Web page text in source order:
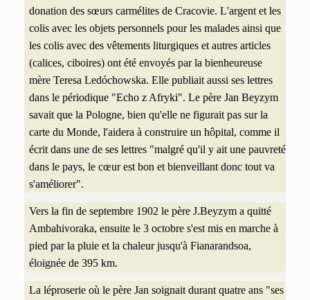
donation des sœurs carmélites de Cracovie. L'argent et les
colis avec les objets personnels pour les malades ainsi que
les colis avec des vêtements liturgiques et autres articles
(calices, ciboires) ont été envoyés par la bienheureuse
mère Teresa Ledóchowska. Elle publiait aussi ses lettres
dans le périodique "Echo z Afryki". Le père Jan Beyzym
savait que la Pologne, bien qu'elle ne figurait pas sur la
carte du Monde, l'aidera à construire un hôpital, comme il
écrit dans une de ses lettres "malgré qu'il y ait une pauvreté
dans le pays, le cœur est bon et bienveillant donc tout va
s'améliorer".
Vers la fin de septembre 1902 le père J.Beyzym a quitté
Ambahivoraka, ensuite le 3 octobre s'est mis en marche à
pied par la pluie et la chaleur jusqu'à Fianarandsoa,
éloignée de 395 km.
La léproserie où le père Jan soignait durant quatre ans "ses